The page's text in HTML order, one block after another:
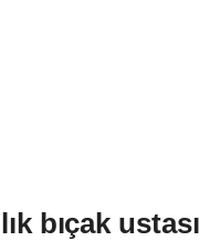
bıçak ustası